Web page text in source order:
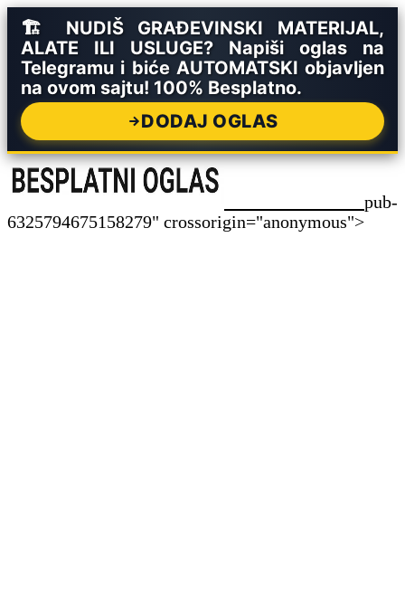
🏗️ NUDIŠ GRAĐEVINSKI MATERIJAL,
ALATE ILI USLUGE? Napiši oglas na
Telegramu i biće AUTOMATSKI objavljen
na ovom sajtu! 100% Besplatno.
DODAJ OGLAS
pub-
6325794675158279" crossorigin="anonymous">